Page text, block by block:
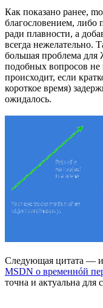
Как показано ранее,
благословением, либо
ради плавности, а
всегда нежелательно.
большая проблема
подобных вопросов не
происходит, если
короткое время)
ожидалось.
Следующая цитата —
MSDN о временнóй
точна и актуальна для